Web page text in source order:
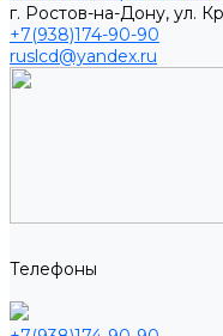
г. Ростов-на-Дону, ул.
+7(938)174-90-90
ruslcd@yandex.ru
Телефоны